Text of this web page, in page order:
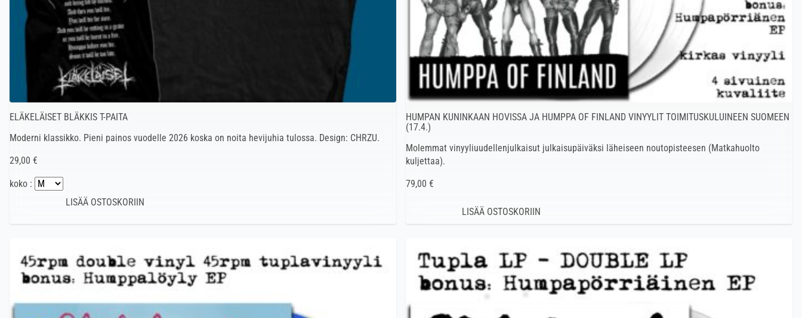
ELÄKELÄISET BLÄKKIS T-PAITA
Moderni klassikko. Pieni painos vuodelle 2026 koska on noita hevijuhia tulossa. Design: CHRZU.
29,00 €
koko :
HUMPAN KUNINKAAN HOVISSA JA HUMPPA OF FINLAND VINYYLIT TOIMITUSKULUINEEN SUOMEEN
(17.4.)
Molemmat vinyyliuudellenjulkaisut julkaisupäiväksi läheiseen noutopisteesen (Matkahuolto
kuljettaa).
79,00 €